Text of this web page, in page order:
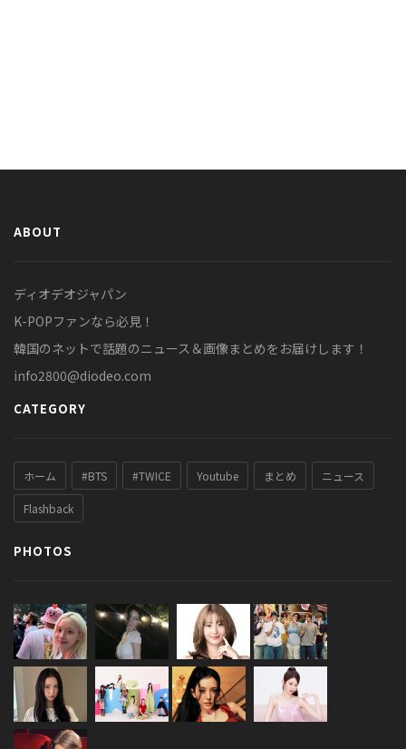
ABOUT
ディオデオジャパン
K-POPファンなら必見！
韓国のネットで話題のニュース＆画像まとめをお届けします！
info2800@diodeo.com
CATEGORY
ホーム #BTS #TWICE Youtube まとめ ニュース
Flashback
PHOTOS